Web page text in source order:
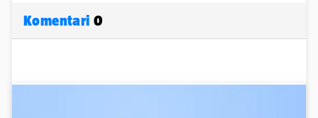
Komentari 0